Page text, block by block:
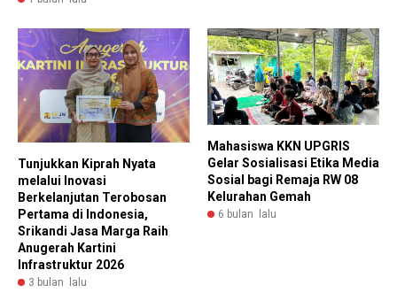
Tunjukkan Kiprah Nyata
melalui Inovasi
Berkelanjutan Terobosan
Pertama di Indonesia,
Srikandi Jasa Marga Raih
Anugerah Kartini
Infrastruktur 2026
3 bulan lalu
Mahasiswa KKN UPGRIS
Gelar Sosialisasi Etika Media
Sosial bagi Remaja RW 08
Kelurahan Gemah
6 bulan lalu